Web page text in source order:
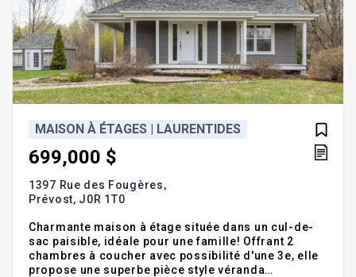
MAISON À ÉTAGES | LAURENTIDES
699,000 $
1397 Rue des Fougères,
Prévost, J0R 1T0
Charmante maison à étage située dans un cul-de-
sac paisible, idéale pour une famille! Offrant 2
chambres à coucher avec possibilité d'une 3e, elle
propose une superbe pièce style véranda